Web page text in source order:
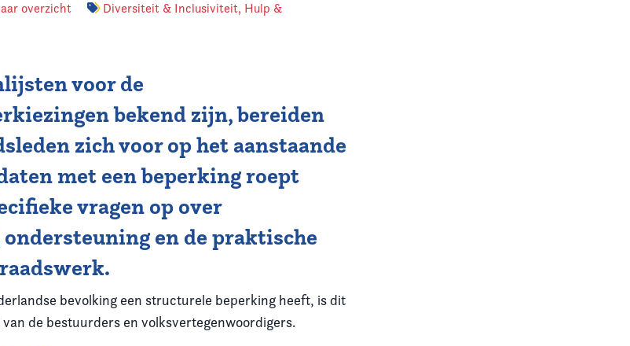
overzicht Diversiteit & Inclusiviteit, Hulp &
voor de
bekend zijn, bereiden
zich voor op het aanstaande
met een beperking roept
vragen op over
en de praktische
.
bevolking een structurele beperking heeft, is dit
de bestuurders en volksvertegenwoordigers.